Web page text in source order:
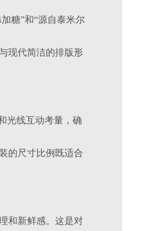
糖”和“源自泰米尔
现代简洁的排版形
光线互动考量，确
的尺寸比例既适合
和新鲜感。这是对